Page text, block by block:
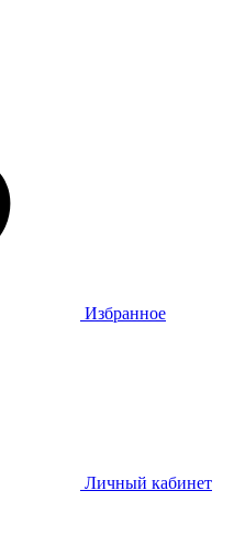
Избранное
Личный кабинет